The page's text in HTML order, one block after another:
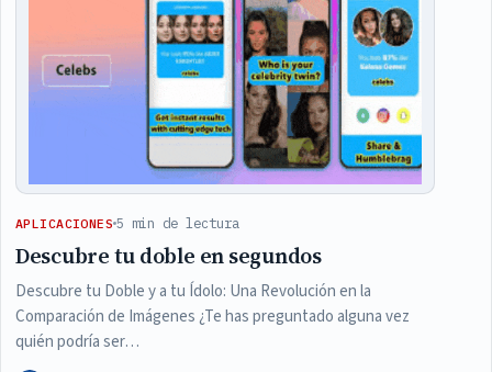
APLICACIONES 5 min de lectura
Descubre tu doble en segundos
Descubre tu Doble y a tu Ídolo: Una Revolución en la
Comparación de Imágenes ¿Te has preguntado alguna vez
quién podría ser…